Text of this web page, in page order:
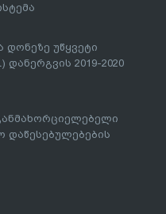
დონეზე უწყვეტი
დანერგვის 2019-2020